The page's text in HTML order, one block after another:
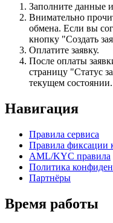
Заполните данные
Внимательно
обмена. Если вы
кнопку "Создать
Оплатите заявку.
После оплаты
страницу "Статус
текущем состоянии.
Навигация
Правила сервиса
Правила фиксации
AML/KYC правила
Политика
Партнёры
Время работы